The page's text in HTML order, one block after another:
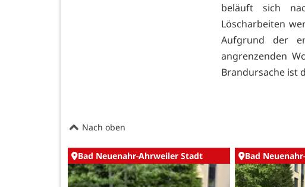
beläuft sich
Löscharbeiten
Aufgrund der
angrenzenden
Brandursache ist
Nach oben
Bad Neuenahr-Ahrweiler Stadt Bad